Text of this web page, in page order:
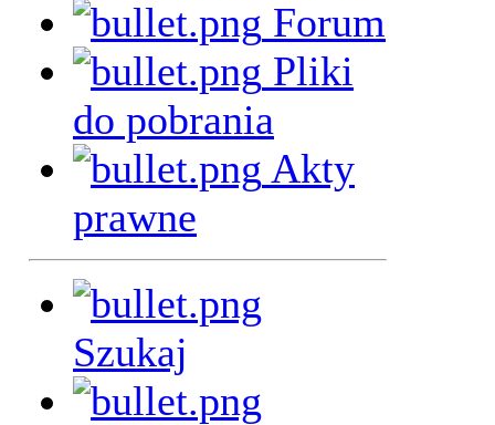
Forum
Pliki
do pobrania
Akty
prawne
Szukaj